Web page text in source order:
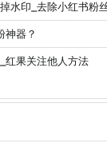
水印_去除小红书粉
神器？
红果关注他人方法